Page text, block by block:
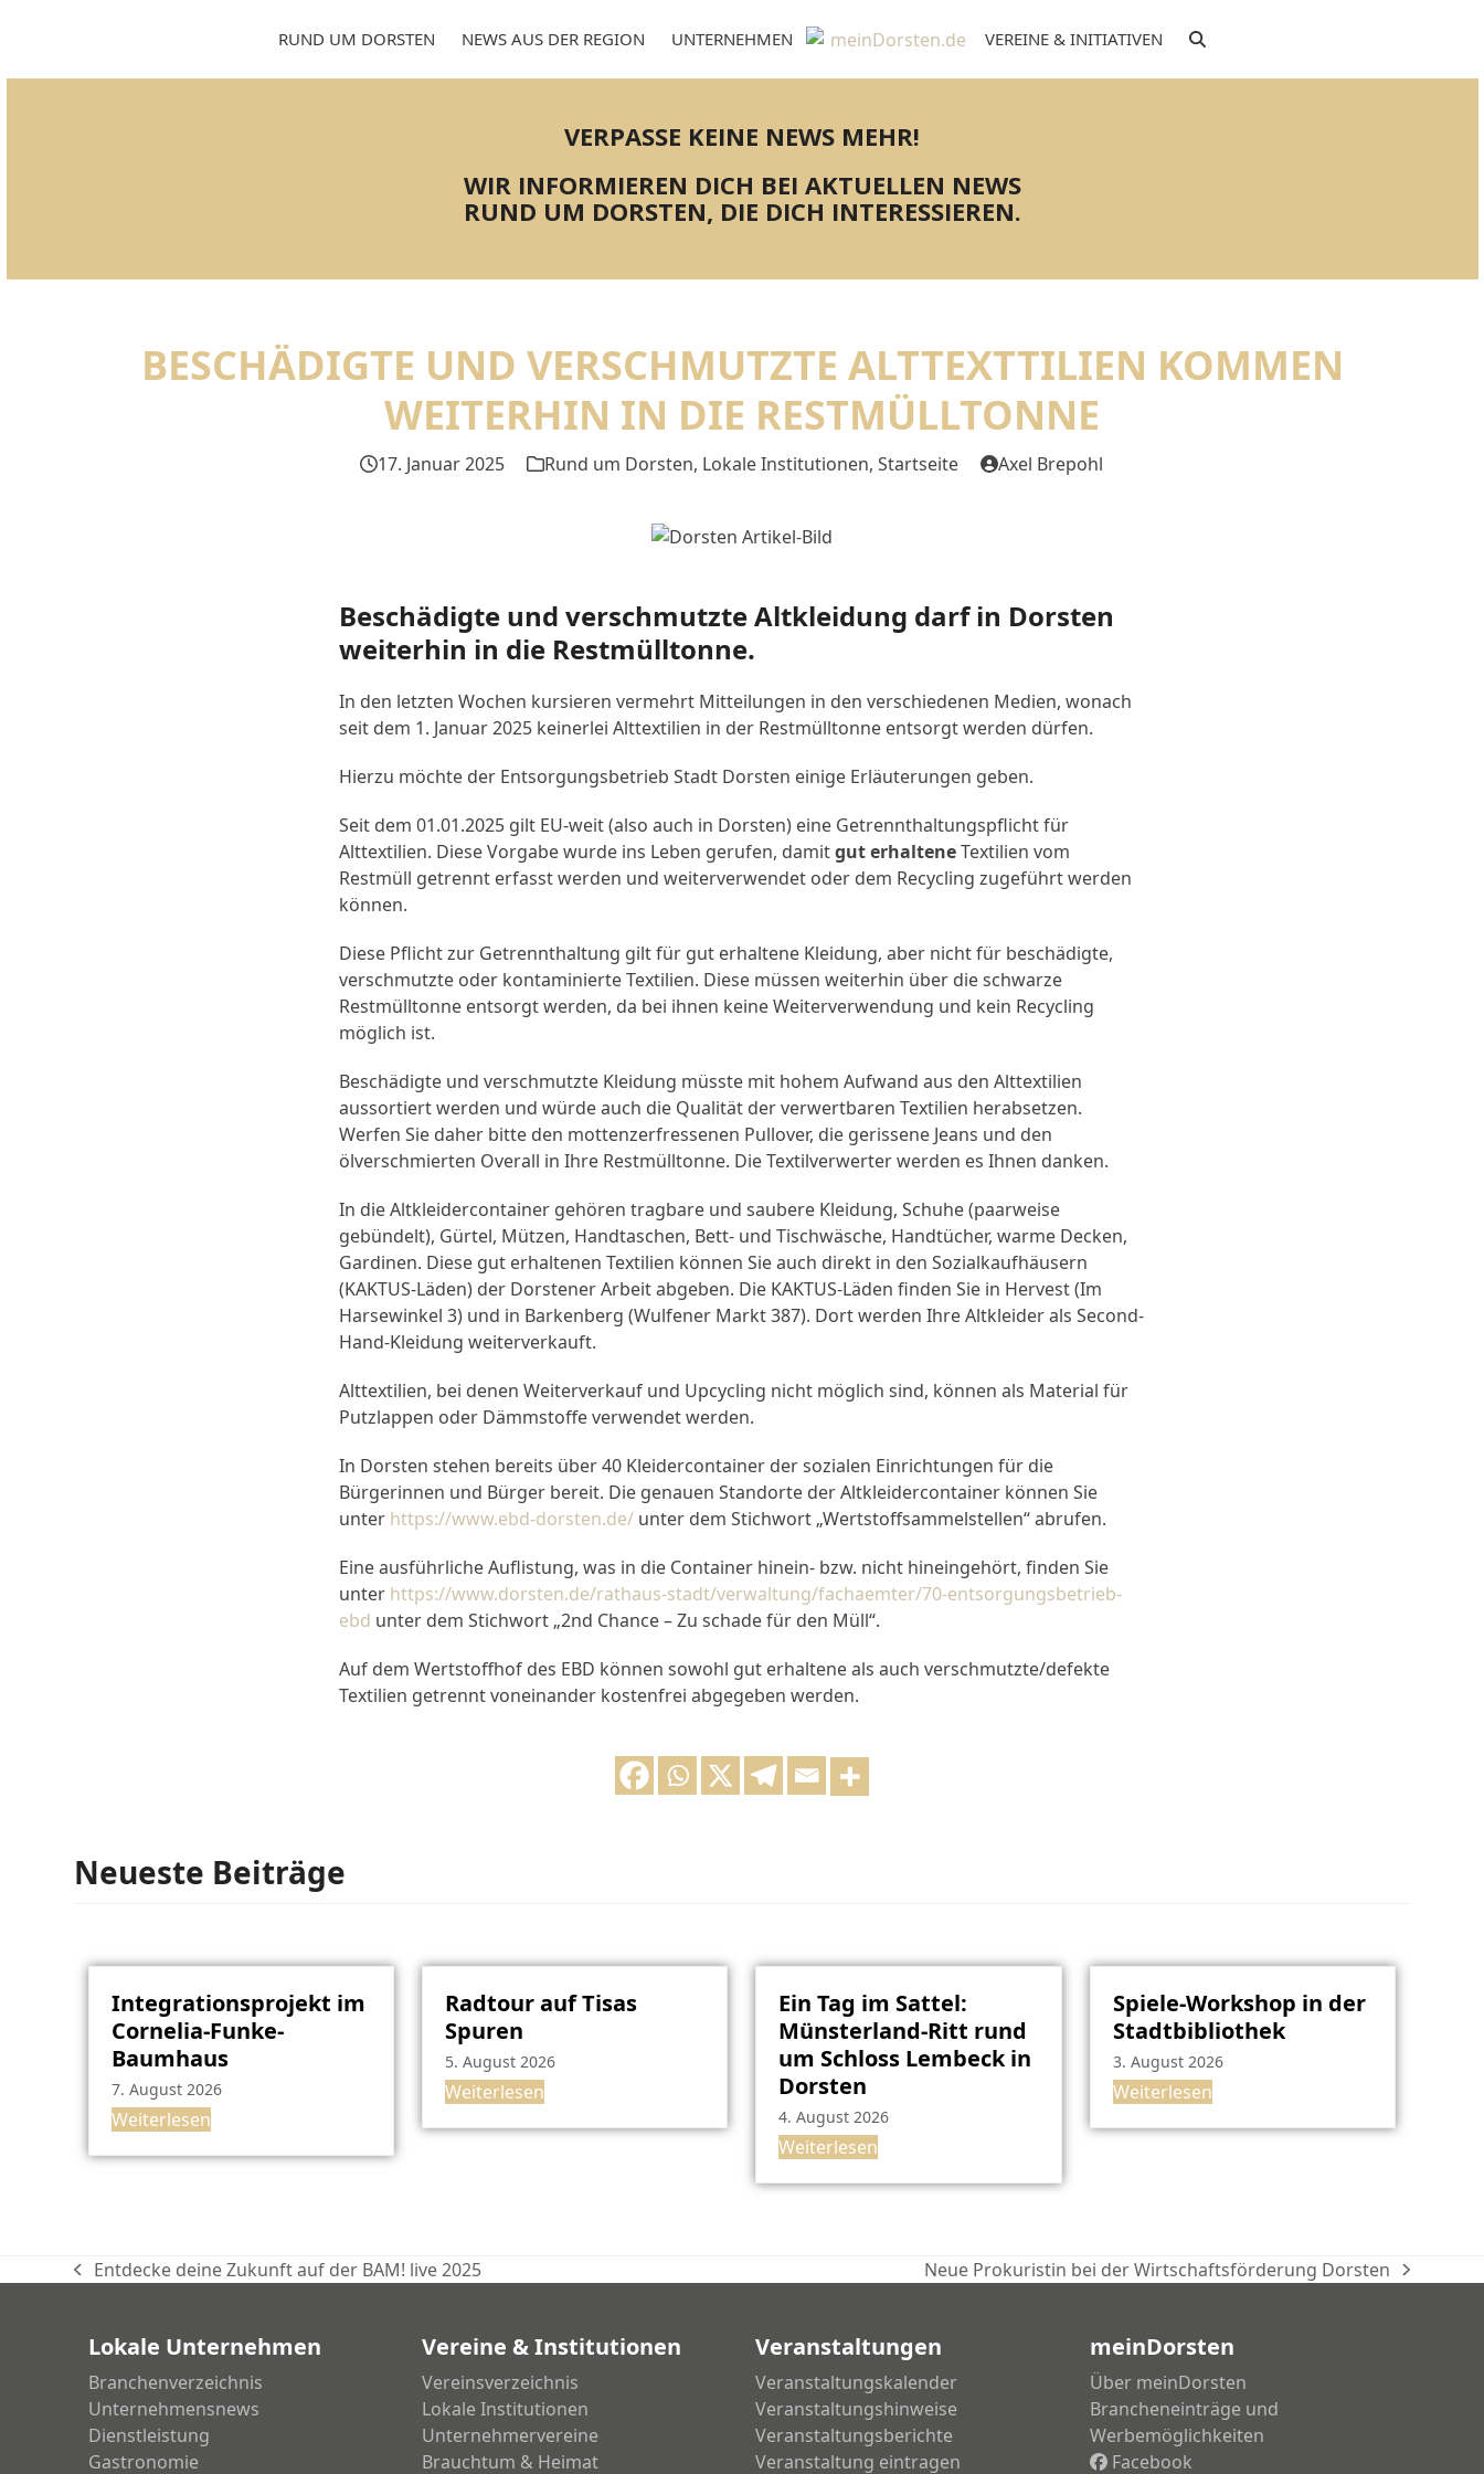
RUND UM DORSTEN NEWS AUS DER REGION UNTERNEHMEN VEREINE & INITIATIVEN
VERPASSE KEINE NEWS MEHR!
WIR INFORMIEREN DICH BEI AKTUELLEN NEWS
RUND UM DORSTEN, DIE DICH INTERESSIEREN.
BESCHÄDIGTE UND VERSCHMUTZTE ALTTEXTTILIEN KOMMEN
WEITERHIN IN DIE RESTMÜLLTONNE
17. Januar 2025 Rund um Dorsten, Lokale Institutionen, Startseite Axel Brepohl
Beschädigte und verschmutzte Altkleidung darf in Dorsten
weiterhin in die Restmülltonne.
In den letzten Wochen kursieren vermehrt Mitteilungen in den verschiedenen Medien, wonach
seit dem 1. Januar 2025 keinerlei Alttextilien in der Restmülltonne entsorgt werden dürfen.
Hierzu möchte der Entsorgungsbetrieb Stadt Dorsten einige Erläuterungen geben.
Seit dem 01.01.2025 gilt EU-weit (also auch in Dorsten) eine Getrennthaltungspflicht für
Alttextilien. Diese Vorgabe wurde ins Leben gerufen, damitgut erhalteneTextilien vom
Restmüll getrennt erfasst werden und weiterverwendet oder dem Recycling zugeführt werden
können.
Diese Pflicht zur Getrennthaltung gilt für gut erhaltene Kleidung, aber nicht für beschädigte,
verschmutzte oder kontaminierte Textilien. Diese müssen weiterhin über die schwarze
Restmülltonne entsorgt werden, da bei ihnen keine Weiterverwendung und kein Recycling
möglich ist.
Beschädigte und verschmutzte Kleidung müsste mit hohem Aufwand aus den Alttextilien
aussortiert werden und würde auch die Qualität der verwertbaren Textilien herabsetzen.
Werfen Sie daher bitte den mottenzerfressenen Pullover, die gerissene Jeans und den
ölverschmierten Overall in Ihre Restmülltonne. Die Textilverwerter werden es Ihnen danken.
In die Altkleidercontainer gehören tragbare und saubere Kleidung, Schuhe (paarweise
gebündelt), Gürtel, Mützen, Handtaschen, Bett- und Tischwäsche, Handtücher, warme Decken,
Gardinen. Diese gut erhaltenen Textilien können Sie auch direkt in den Sozialkaufhäusern
(KAKTUS-Läden) der Dorstener Arbeit abgeben. Die KAKTUS-Läden finden Sie in Hervest (Im
Harsewinkel 3) und in Barkenberg (Wulfener Markt 387). Dort werden Ihre Altkleider als Second-
Hand-Kleidung weiterverkauft.
Alttextilien, bei denen Weiterverkauf und Upcycling nicht möglich sind, können als Material für
Putzlappen oder Dämmstoffe verwendet werden.
In Dorsten stehen bereits über 40 Kleidercontainer der sozialen Einrichtungen für die
Bürgerinnen und Bürger bereit. Die genauen Standorte der Altkleidercontainer können Sie
unter https://www.ebd-dorsten.de/ unter dem Stichwort „Wertstoffsammelstellen“ abrufen.
Eine ausführliche Auflistung, was in die Container hinein- bzw. nicht hineingehört, finden Sie
unter https://www.dorsten.de/rathaus-stadt/verwaltung/fachaemter/70-entsorgungsbetrieb-
ebd unter dem Stichwort „2nd Chance – Zu schade für den Müll“.
Auf dem Wertstoffhof des EBD können sowohl gut erhaltene als auch verschmutzte/defekte
Textilien getrennt voneinander kostenfrei abgegeben werden.
Neueste Beiträge
Integrationsprojekt im
Cornelia-Funke-
Baumhaus
7. August 2026
Weiterlesen
Radtour auf Tisas
Spuren
5. August 2026
Weiterlesen
Ein Tag im Sattel:
Münsterland-Ritt rund
um Schloss Lembeck in
Dorsten
4. August 2026
Weiterlesen
Spiele-Workshop in der
Stadtbibliothek
3. August 2026
Weiterlesen
vorheriger
Entdecke deine Zukunft auf der BAM! live 2025
Nächster
Neue Prokuristin bei der Wirtschaftsförderung Dorsten
Lokale Unternehmen
Branchenverzeichnis
Unternehmensnews
Dienstleistung
Gastronomie
Vereine & Institutionen
Vereinsverzeichnis
Lokale Institutionen
Unternehmervereine
Brauchtum & Heimat
Veranstaltungen
Veranstaltungskalender
Veranstaltungshinweise
Veranstaltungsberichte
Veranstaltung eintragen
meinDorsten
Über meinDorsten
Brancheneinträge und
Werbemöglichkeiten
Facebook